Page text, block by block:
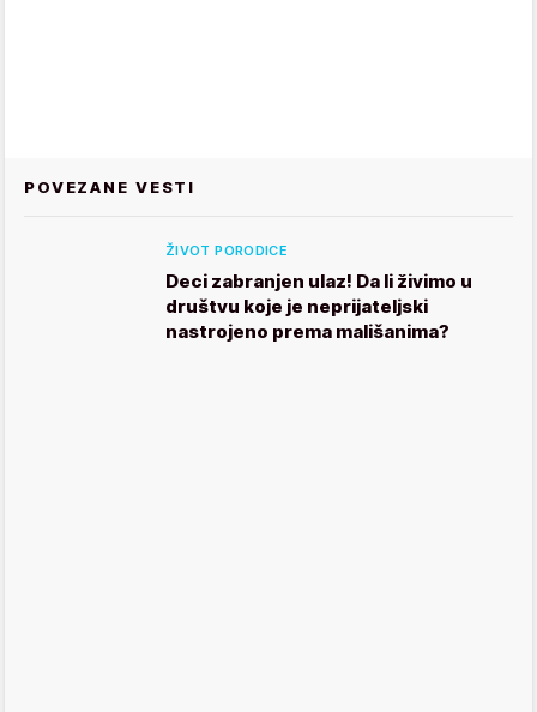
POVEZANE VESTI
ŽIVOT PORODICE
Deci zabranjen ulaz! Da li živimo u
društvu koje je neprijateljski
nastrojeno prema mališanima?